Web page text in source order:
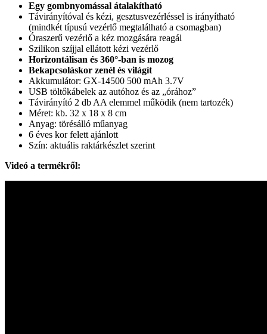
Egy gombnyomással átalakítható
Távirányítóval és kézi, gesztusvezérléssel is irányítható
(mindkét típusú vezérlő megtalálható a csomagban)
Óraszerű vezérlő a kéz mozgására reagál
Szilikon szíjjal ellátott kézi vezérlő
Horizontálisan és 360°-ban is mozog
Bekapcsoláskor zenél és világít
Akkumulátor: GX-14500 500 mAh 3.7V
USB töltőkábelek az autóhoz és az „órához”
Távirányító 2 db AA elemmel működik (nem tartozék)
Méret: kb. 32 x 18 x 8 cm
Anyag: törésálló műanyag
6 éves kor felett ajánlott
Szín: aktuális raktárkészlet szerint
Videó a termékről: